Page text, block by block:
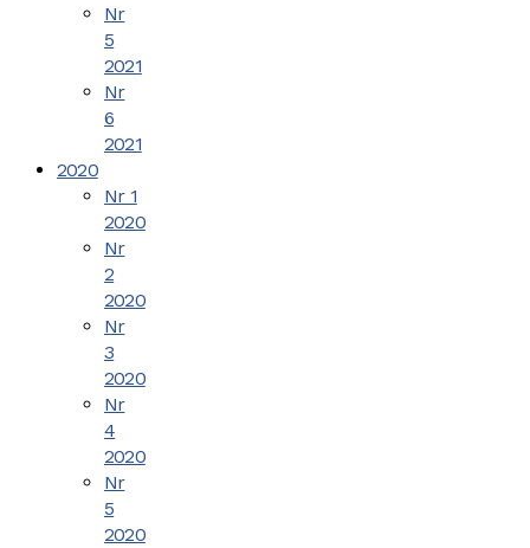
Nr
5
2021
Nr
6
2021
2020
Nr 1
2020
Nr
2
2020
Nr
3
2020
Nr
4
2020
Nr
5
2020